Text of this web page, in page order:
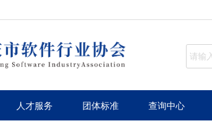
人才服务 团体标准 查询中心